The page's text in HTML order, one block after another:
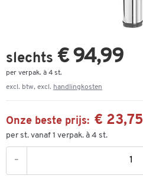
slechts € 94,99
per verpak. à 4 st.
excl. btw, excl. handlingkosten
Onze beste prijs: € 23,75
per st. vanaf 1 verpak. à 4 st.
-